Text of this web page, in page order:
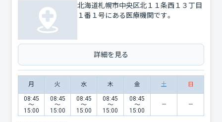
北海道札幌市中央区北１１条西１３丁目
１番１号にある医療機関です。
詳細を見る
月 火 水 木 金 土 日
08:45
〜
15:00
08:45
〜
15:00
08:45
〜
15:00
08:45
〜
15:00
08:45
〜
15:00